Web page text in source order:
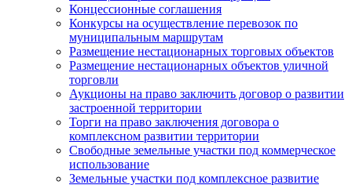
Концессионные соглашения
Конкурсы на осуществление перевозок по
муниципальным маршрутам
Размещение нестационарных торговых объектов
Размещение нестационарных объектов уличной
торговли
Аукционы на право заключить договор о развитии
застроенной территории
Торги на право заключения договора о
комплексном развитии территории
Свободные земельные участки под коммерческое
использование
Земельные участки под комплексное развитие